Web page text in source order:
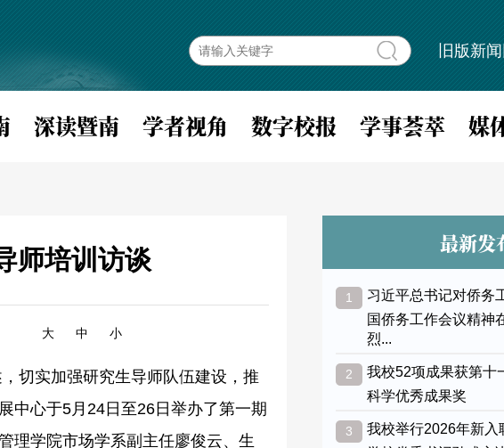
旧版新
深读暨南 学者视角 数字校报 学事荟萃 媒
师培训访谈
大 中 小
切实加强研究生导师队伍建设，推
中心于5月24日至26日举办了第一期
理学院市场学系副主任廖俊云、生
最新发
1 习近平总书记对侨务
国侨务工作会议精神
烈...
2 我校52项成果获第十
科学优秀成果奖
3 我校举行2026年新入